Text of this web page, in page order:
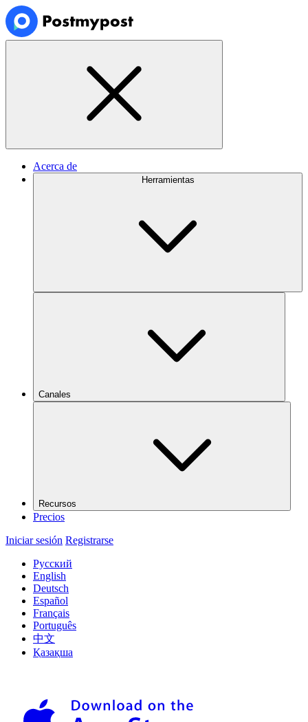
Acerca de
Herramientas
Canales
Recursos
Precios
Iniciar sesión Registrarse
Русский
English
Deutsch
Español
Français
Português
中文
Қазақша